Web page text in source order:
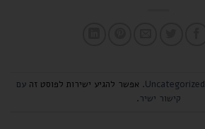
Uncategorized. אפשר להגיע ישירות לפוסט זה עם
קישור ישיר.